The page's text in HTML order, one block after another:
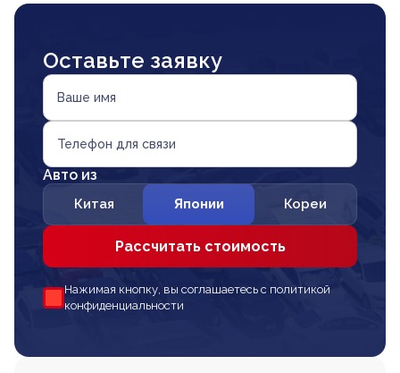
Оставьте заявку
Ваше имя
Телефон для связи
Авто из
Китая Японии Кореи
Рассчитать стоимость
Нажимая кнопку, вы соглашаетесь с политикой
конфиденциальности